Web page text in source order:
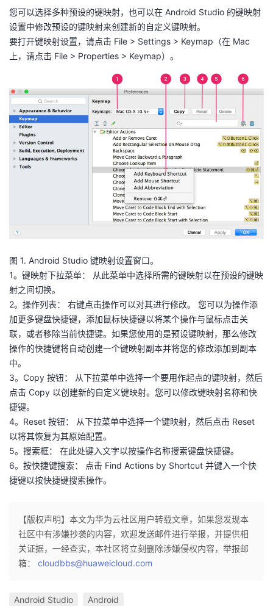
您可以选择多种预设的键映射，也可以在 Android Studio 的键映射
设置中修改预设的键映射来创建新的自定义键映射。
要打开键映射设置，请点击 File > Settings > Keymap（在 Mac
上，请点击 File > Properties > Keymap）。
图 1. Android Studio 键映射设置窗口。
1。键映射下拉菜单： 从此菜单中选择所需的键映射以在预设的键映
射之间切换。
2。操作列表： 右键点击操作可以对其进行修改。 您可以为操作添
加更多键盘快捷键，添加鼠标快捷键以将某个操作与鼠标点击关
联，或者移除当前快捷键。如果您使用的是预设键映射，那么修改
操作的快捷键将自动创建一个键映射副本并将您的修改添加到副本
中。
3。Copy 按钮： 从下拉菜单中选择一个要用作起点的键映射，然后
点击 Copy 以创建新的自定义键映射。您可以修改键映射名称和快
捷键。
4。Reset 按钮： 从下拉菜单中选择一个键映射，然后点击 Reset
以将其恢复为其原始配置。
5。搜索框： 在此处键入文字以按操作名称搜索键盘快捷键。
6。按快捷键搜索： 点击 Find Actions by Shortcut 并键入一个快
捷键以按快捷键搜索操作。
【版权声明】本文为华为云社区用户转载文章，如果您发现本
社区中有涉嫌抄袭的内容，欢迎发送邮件进行举报，并提供相
关证据，一经查实，本社区将立刻删除涉嫌侵权内容，举报邮
箱： cloudbbs@huaweicloud.com
Android Studio Android